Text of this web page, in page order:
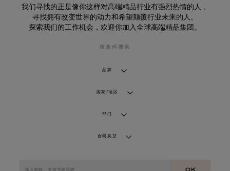
FINANCE
加入我们
我们寻找的正是像你这样对高端精品行业有强烈热情的人，
寻找拥有改变世界的动力和希望颠覆行业未来的人。
探索我们的工作机会，欢迎你加入全球高端精品集团。
按条件搜索
品牌
国家/地区
部门
合同类型
OK